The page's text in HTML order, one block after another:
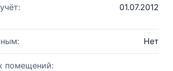
01.07.2012
Нет
помещений: